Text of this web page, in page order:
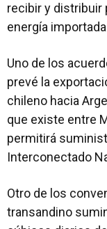
recibir y distribuir
energía
Uno de los
prevé la
chileno hacia
que existe entre
permitirá
Interconectado
Otro de los
transandino